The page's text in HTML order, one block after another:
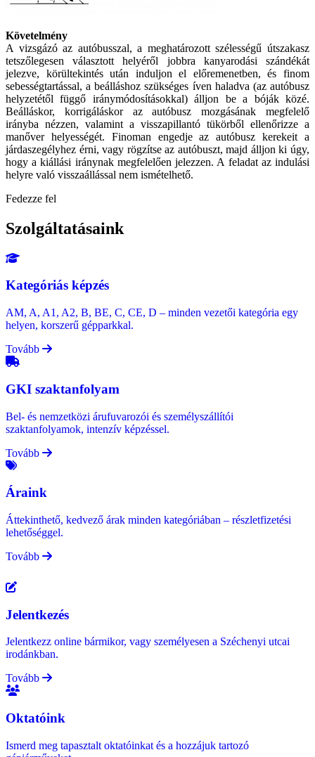
Követelmény
A vizsgázó az autóbusszal, a meghatározott szélességű útszakasz
tetszőlegesen választott helyéről jobbra kanyarodási szándékát
jelezve, körültekintés után induljon el előremenetben, és finom
sebességtartással, a beálláshoz szükséges íven haladva (az autóbusz
helyzetétől függő iránymódosításokkal) álljon be a bóják közé.
Beálláskor, korrigáláskor az autóbusz mozgásának megfelelő
irányba nézzen, valamint a visszapillantó tükörből ellenőrizze a
manőver helyességét. Finoman engedje az autóbusz kerekeit a
járdaszegélyhez érni, vagy rögzítse az autóbuszt, majd álljon ki úgy,
hogy a kiállási iránynak megfelelően jelezzen. A feladat az indulási
helyre való visszaállással nem ismételhető.
Fedezze fel
Szolgáltatásaink
Kategóriás képzés
AM, A, A1, A2, B, BE, C, CE, D – minden vezetői kategória egy
helyen, korszerű gépparkkal.
Tovább
GKI szaktanfolyam
Bel- és nemzetközi árufuvarozói és személyszállítói
szaktanfolyamok, intenzív képzéssel.
Tovább
Áraink
Áttekinthető, kedvező árak minden kategóriában – részletfizetési
lehetőséggel.
Tovább
Jelentkezés
Jelentkezz online bármikor, vagy személyesen a Széchenyi utcai
irodánkban.
Tovább
Oktatóink
Ismerd meg tapasztalt oktatóinkat és a hozzájuk tartozó